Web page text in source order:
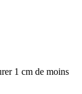
1 cm de moins